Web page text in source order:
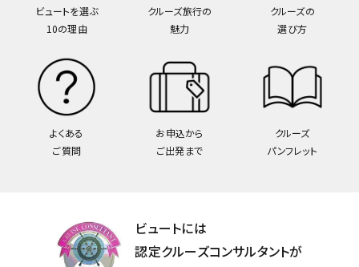
ビュートを選ぶ
10の理由
クルーズ旅行の
魅力
クルーズの
選び方
よくある
ご質問
お申込から
ご出発まで
クルーズ
パンフレット
ビュートには
認定クルーズコンサルタントが